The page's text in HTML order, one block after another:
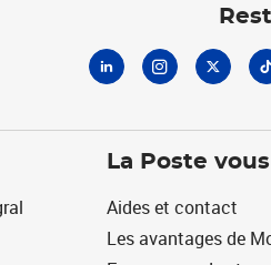
La Poste
Aides et contact
Les avantages de